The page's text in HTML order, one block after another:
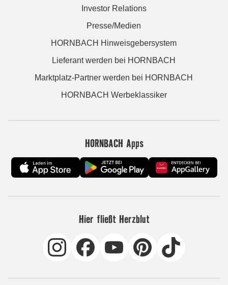
Investor Relations
Presse/Medien
HORNBACH Hinweisgebersystem
Lieferant werden bei HORNBACH
Marktplatz-Partner werden bei HORNBACH
HORNBACH Werbeklassiker
HORNBACH Apps
Hier fließt Herzblut